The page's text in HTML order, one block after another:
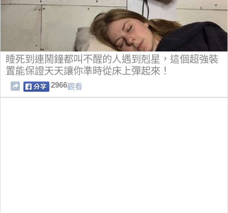
睡死到連鬧鐘都叫不醒的人遇到剋星，這個超強裝
置能保證天天讓你準時從床上彈起來！
2966觀看